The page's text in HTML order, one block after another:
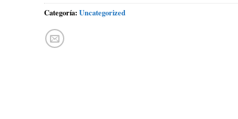
Categoría: Uncategorized